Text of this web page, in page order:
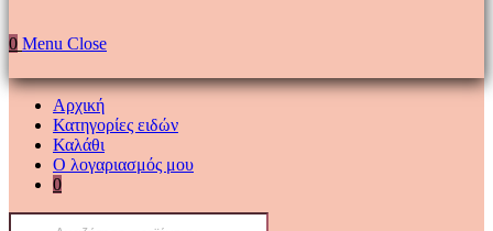
0 Menu Close
Αρχική
Κατηγορίες ειδών
Καλάθι
Ο λογαριασμός μου
0
Products